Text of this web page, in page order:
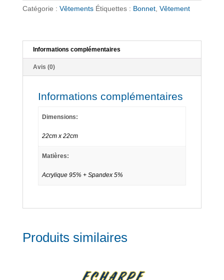
n
e
Catégorie : Vêtements Étiquettes : Bonnet, Vêtement
Informations complémentaires
Avis (0)
Informations complémentaires
Dimensions:
22cm x 22cm
Matières:
Acrylique 95% + Spandex 5%
Produits similaires